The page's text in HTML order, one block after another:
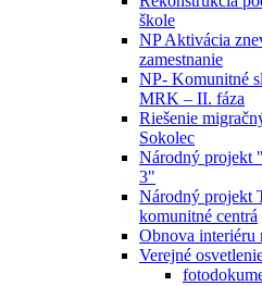
škole
NP Aktivácia
zamestnanie
NP- Komunitné
MRK – II. fáza
Riešenie
Sokolec
Národný projekt
3"
Národný projekt
komunitné centrá
Obnova interiéru
Verejné